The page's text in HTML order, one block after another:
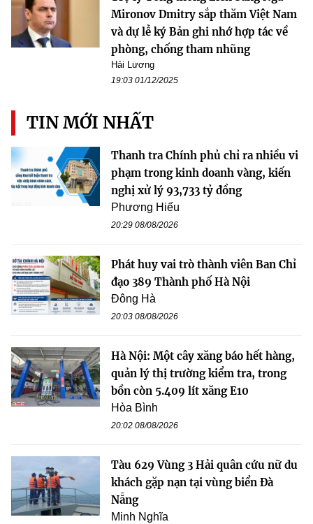
Mironov Dmitry sắp thăm Việt Nam
và dự lễ ký Bản ghi nhớ hợp tác về
phòng, chống tham nhũng
Hải Lương
19:03 01/12/2025
TIN MỚI NHẤT
Thanh tra Chính phủ chỉ ra nhiều vi
phạm trong kinh doanh vàng, kiến
nghị xử lý 93,733 tỷ đồng
Phương Hiếu
20:29 08/08/2026
Phát huy vai trò thành viên Ban Chỉ
đạo 389 Thành phố Hà Nội
Đông Hà
20:03 08/08/2026
Hà Nội: Một cây xăng báo hết hàng,
quản lý thị trường kiểm tra, trong
bồn còn 5.409 lít xăng E10
Hòa Bình
20:02 08/08/2026
Tàu 629 Vùng 3 Hải quân cứu nữ du
khách gặp nạn tại vùng biển Đà
Nẵng
Minh Nghĩa